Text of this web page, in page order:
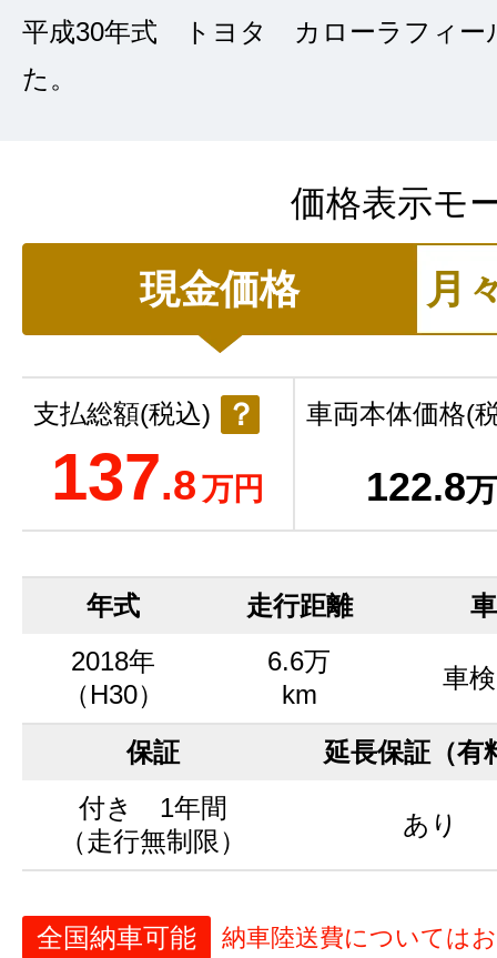
平成30年式 トヨタ カローラフィー
た。
価格表示モ
現金価格 月
支払総額(税込)
137.8万円
？ 車両本体価格(
122.8
年式 走行距離
2018年
（H30）
6.6万
km
車
保証
延長保証（有
付き 1年間
（走行無制限）
あり
全国納車可能 納車陸送費については